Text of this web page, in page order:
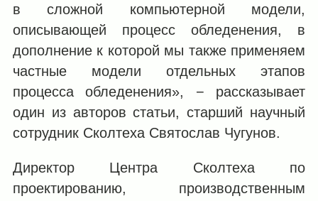
в сложной компьютерной модели,
описывающей процесс обледенения, в
дополнение к которой мы также применяем
частные модели отдельных этапов
процесса обледенения», − рассказывает
один из авторов статьи, старший научный
сотрудник Сколтеха Святослав Чугунов.
Директор Центра Сколтеха по
проектированию, производственным